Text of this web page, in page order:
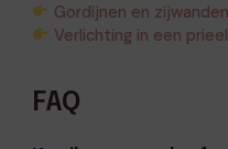
Gordijnen en zijwanden
Verlichting in een prieel
FAQ